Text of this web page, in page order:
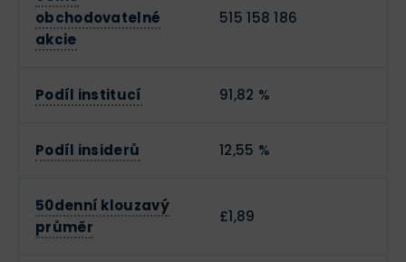
obchodovatelné
akcie
515 158 186
Podíl institucí 91,82 %
Podíl insiderů 12,55 %
50denní klouzavý
průměr
£1,89